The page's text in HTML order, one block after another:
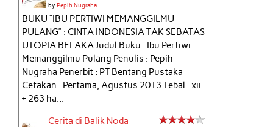
byPepih Nugraha
BUKU “IBU PERTIWI MEMANGGILMU
PULANG” : CINTA INDONESIA TAK SEBATAS
UTOPIA BELAKA Judul Buku : Ibu Pertiwi
Memanggilmu Pulang Penulis : Pepih
Nugraha Penerbit : PT Bentang Pustaka
Cetakan : Pertama, Agustus 2013 Tebal : xii
+ 263 ha...
Cerita di Balik Noda